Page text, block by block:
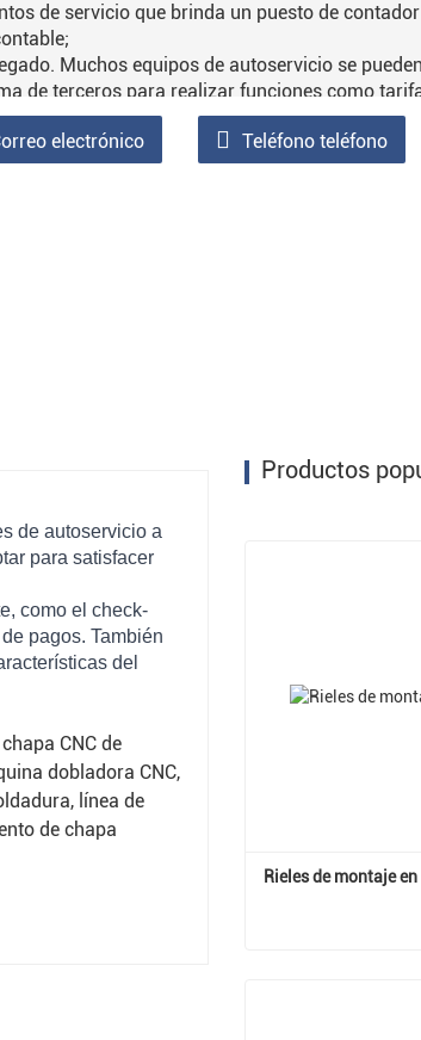
de servicio que brinda un puesto de
Muchos equipos de autoservicio se
de terceros para realizar funciones como
red, lo que promueve en gran medida las
electrónico Teléfono teléfono
de autoservicio a
para satisfacer
como el check-
pagos. También
del
CNC de
dobladora CNC,
línea de
de chapa
Productos
Rieles de montaje